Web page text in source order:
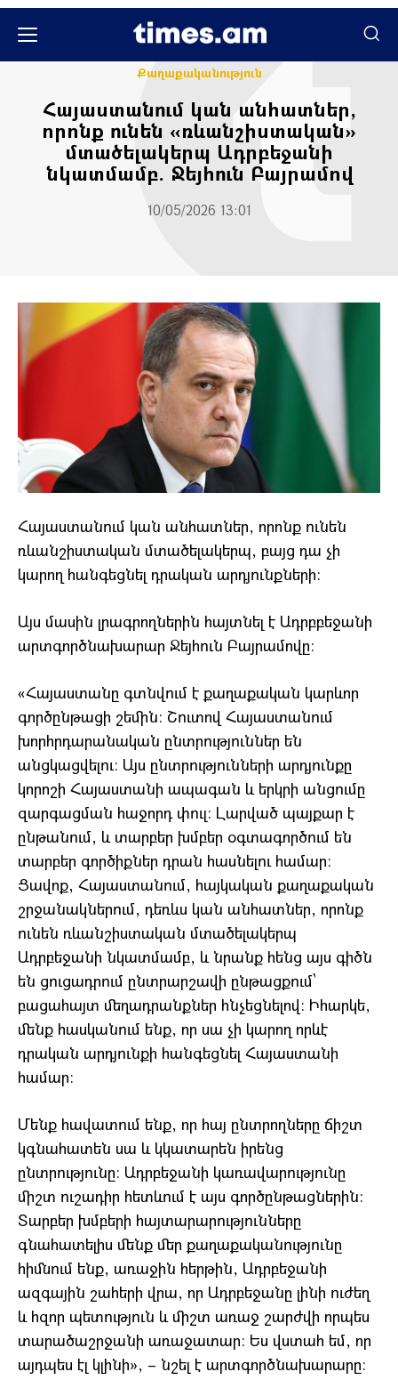
Քաղաքականություն
Հայաստանում կան անհատներ,
որոնք ունեն «ռևանշիստական»​​
մտածելակերպ Ադրբեջանի
նկատմամբ. Ջեյհուն Բայրամով
10/05/2026 13:01
Հայաստանում կան անհատներ, որոնք ունեն
ռևանշիստական ​​մտածելակերպ, բայց դա չի
կարող հանգեցնել դրական արդյունքների։
Այս մասին լրագրողներին հայտնել է Ադրբբեջանի
արտգործնախարար Ջեյհուն Բայրամովը։
«Հայաստանը գտնվում է քաղաքական կարևոր
գործընթացի շեմին։ Շուտով Հայաստանում
խորհրդարանական ընտրություններ են
անցկացվելու։ Այս ընտրությունների արդյունքը
կորոշի Հայաստանի ապագան և երկրի անցումը
զարգացման հաջորդ փուլ։ Լարված պայքար է
ընթանում, և տարբեր խմբեր օգտագործում են
տարբեր գործիքներ դրան հասնելու համար։
Ցավոք, Հայաստանում, հայկական քաղաքական
շրջանակներում, դեռևս կան անհատներ, որոնք
ունեն ռևանշիստական ​​մտածելակերպ
Ադրբեջանի նկատմամբ, և նրանք հենց այս գիծն
են ցուցադրում ընտրարշավի ընթացքում՝
բացահայտ մեղադրանքներ հնչեցնելով։ Իհարկե,
մենք հասկանում ենք, որ սա չի կարող որևէ
դրական արդյունքի հանգեցնել Հայաստանի
համար։
Մենք հավատում ենք, որ հայ ընտրողները ճիշտ
կգնահատեն սա և կկատարեն իրենց
ընտրությունը։ Ադրբեջանի կառավարությունը
միշտ ուշադիր հետևում է այս գործընթացներին։
Տարբեր խմբերի հայտարարությունները
գնահատելիս մենք մեր քաղաքականությունը
հիմնում ենք, առաջին հերթին, Ադրբեջանի
ազգային շահերի վրա, որ Ադրբեջանը լինի ուժեղ
և հզոր պետություն և միշտ առաջ շարժվի որպես
տարածաշրջանի առաջատար։ Ես վստահ եմ, որ
այդպես էլ կլինի», – նշել է արտգործնախարարը։